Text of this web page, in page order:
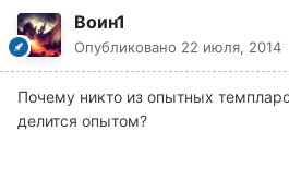
Воин1
Опубликовано 22 июля, 2014
Почему никто из опытных
делится опытом?